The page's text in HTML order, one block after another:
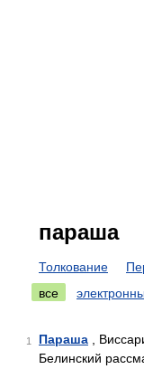
параша
Толкование
все
1 Параша ,
Белинский